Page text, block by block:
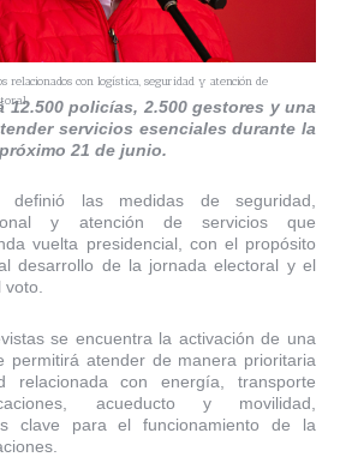
relacionados con logística, seguridad y atención de
12.500 policías, 2.500 gestores y una
servicios esenciales durante la
21 de junio.
las medidas de seguridad,
y atención de servicios que
vuelta presidencial, con el propósito
desarrollo de la jornada electoral y el
voto.
se encuentra la activación de una
permitirá atender de manera prioritaria
relacionada con energía, transporte
acueducto y movilidad,
clave para el funcionamiento de la